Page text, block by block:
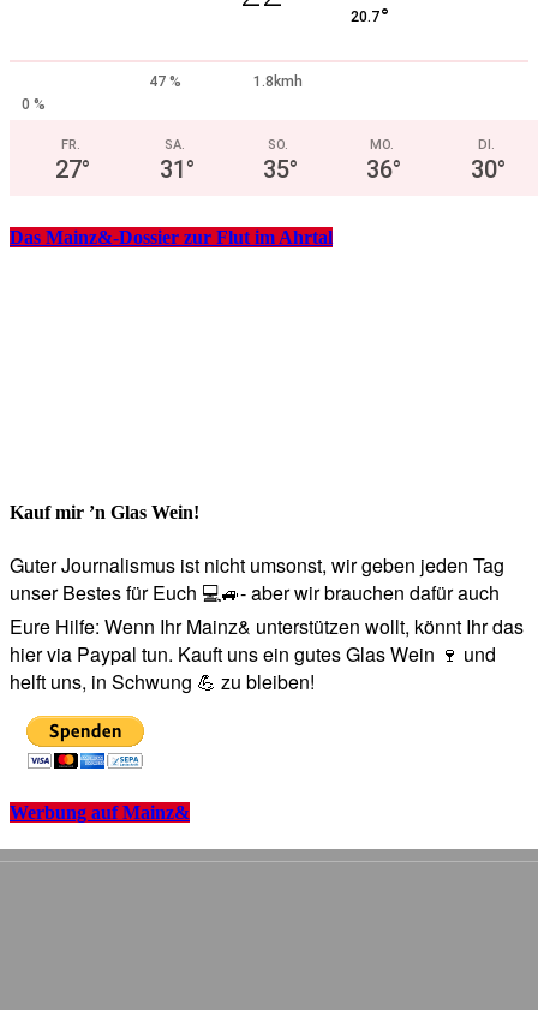
20.7°
47 %
1.8kmh
0 %
FR.
27°
SA.
31°
SO.
35°
MO.
36°
DI.
30°
Das Mainz&-Dossier zur Flut im Ahrtal
Kauf mir ’n Glas Wein!
Guter Journalismus ist nicht umsonst, wir geben jeden Tag
unser Bestes für Euch 💻🚙- aber wir brauchen dafür auch
Eure Hilfe: Wenn Ihr Mainz& unterstützen wollt, könnt Ihr das
hier via Paypal tun. Kauft uns ein gutes Glas Wein 🍷 und
helft uns, in Schwung 💪 zu bleiben!
Werbung auf Mainz&